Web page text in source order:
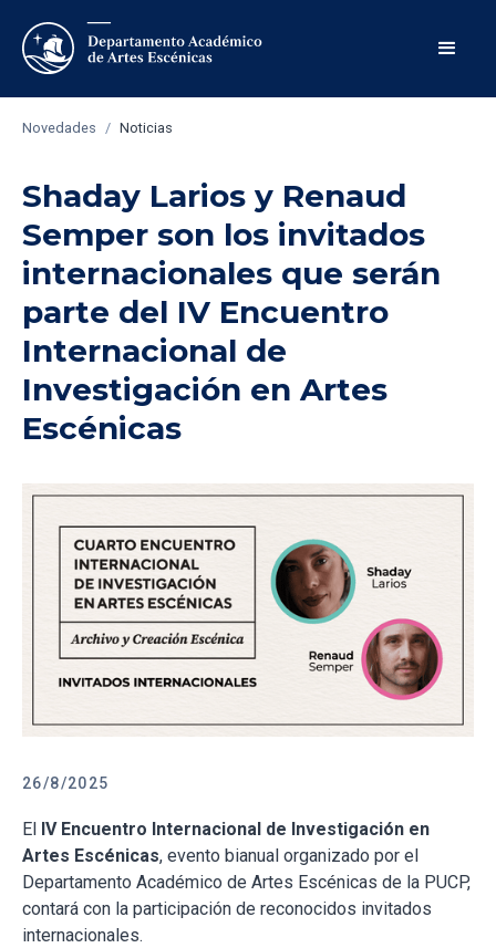
Novedades / Noticias
Shaday Larios y Renaud
Semper son los invitados
internacionales que serán
parte del IV Encuentro
Internacional de
Investigación en Artes
Escénicas
26/8/2025
El
IV Encuentro Internacional de Investigación en
Artes Escénicas, evento bianual organizado por el
Departamento Académico de Artes Escénicas de la PUCP,
contará con la participación de reconocidos invitados
internacionales.